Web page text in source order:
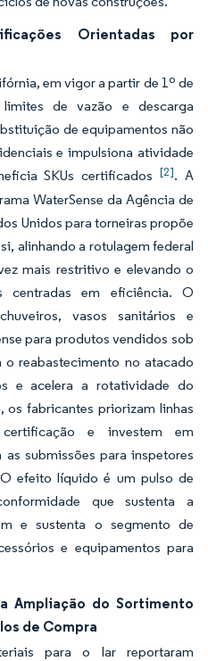
Orientadas por
em vigor a partir de 1º de
de vazão e descarga
de equipamentos não
e impulsiona atividade
SKUs certificados[2]. A
WaterSense da Agência de
Unidos para torneiras propõe
alinhando a rotulagem federal
mais restritivo e elevando o
centradas em eficiência. O
vasos sanitários e
para produtos vendidos sob
reabastecimento no atacado
e acelera a rotatividade do
os fabricantes priorizam linhas
e investem em
submissões para inspetores
efeito líquido é um pulso de
que sustenta a
e sustenta o segmento de
e equipamentos para
Ampliação do Sortimento
de Compra
para o lar reportaram